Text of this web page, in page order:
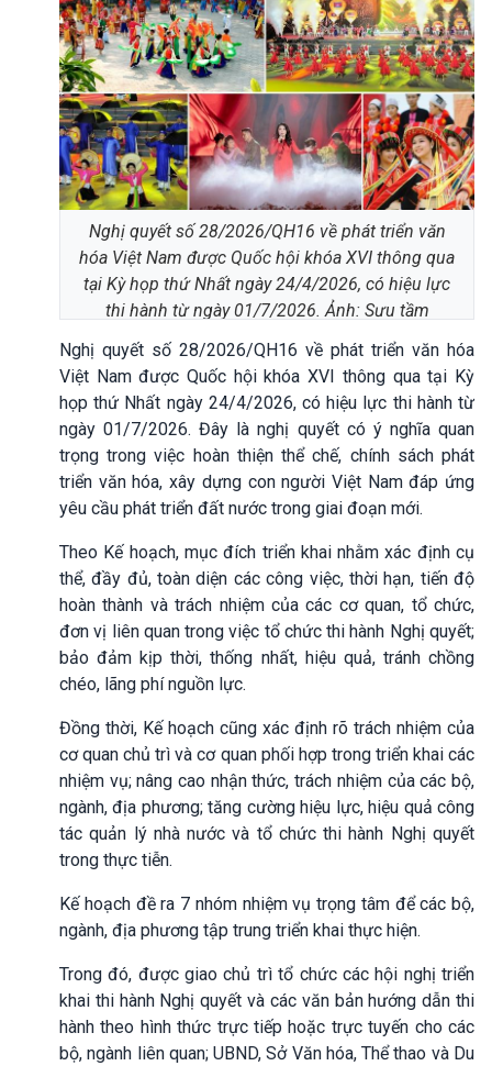
Nghị quyết số 28/2026/QH16 về phát triển văn
hóa Việt Nam được Quốc hội khóa XVI thông qua
tại Kỳ họp thứ Nhất ngày 24/4/2026, có hiệu lực
thi hành từ ngày 01/7/2026. Ảnh: Sưu tầm
Nghị quyết số 28/2026/QH16 về phát triển văn hóa
Việt Nam được Quốc hội khóa XVI thông qua tại Kỳ
họp thứ Nhất ngày 24/4/2026, có hiệu lực thi hành từ
ngày 01/7/2026. Đây là nghị quyết có ý nghĩa quan
trọng trong việc hoàn thiện thể chế, chính sách phát
triển văn hóa, xây dựng con người Việt Nam đáp ứng
yêu cầu phát triển đất nước trong giai đoạn mới.
Theo Kế hoạch, mục đích triển khai nhằm xác định cụ
thể, đầy đủ, toàn diện các công việc, thời hạn, tiến độ
hoàn thành và trách nhiệm của các cơ quan, tổ chức,
đơn vị liên quan trong việc tổ chức thi hành Nghị quyết;
bảo đảm kịp thời, thống nhất, hiệu quả, tránh chồng
chéo, lãng phí nguồn lực.
Đồng thời, Kế hoạch cũng xác định rõ trách nhiệm của
cơ quan chủ trì và cơ quan phối hợp trong triển khai các
nhiệm vụ; nâng cao nhận thức, trách nhiệm của các bộ,
ngành, địa phương; tăng cường hiệu lực, hiệu quả công
tác quản lý nhà nước và tổ chức thi hành Nghị quyết
trong thực tiễn.
Kế hoạch đề ra 7 nhóm nhiệm vụ trọng tâm để các bộ,
ngành, địa phương tập trung triển khai thực hiện.
Trong đó, được giao chủ trì tổ chức các hội nghị triển
khai thi hành Nghị quyết và các văn bản hướng dẫn thi
hành theo hình thức trực tiếp hoặc trực tuyến cho các
bộ, ngành liên quan; UBND, Sở Văn hóa, Thể thao và Du